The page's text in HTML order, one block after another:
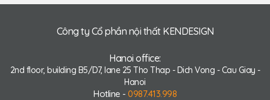
Công ty Cổ phần nội thất KENDESIGN
Hanoi office:
2nd floor, building B5/D7, lane 25 Tho Thap - Dich Vong - Cau Giay -
Hanoi
Hotline - 0987.413.998